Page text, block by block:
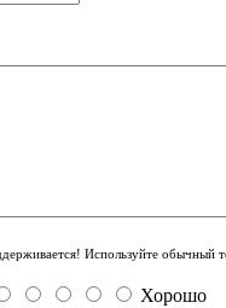
Используйте обычный
Хорошо